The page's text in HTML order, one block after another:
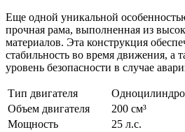
Еще одной уникальной
прочная рама, выполненная из
материалов. Эта конструкция
стабильность во время движения,
уровень безопасности в случае
Тип двигателя
Объем двигателя
200 см³
Мощность
25 л.с.